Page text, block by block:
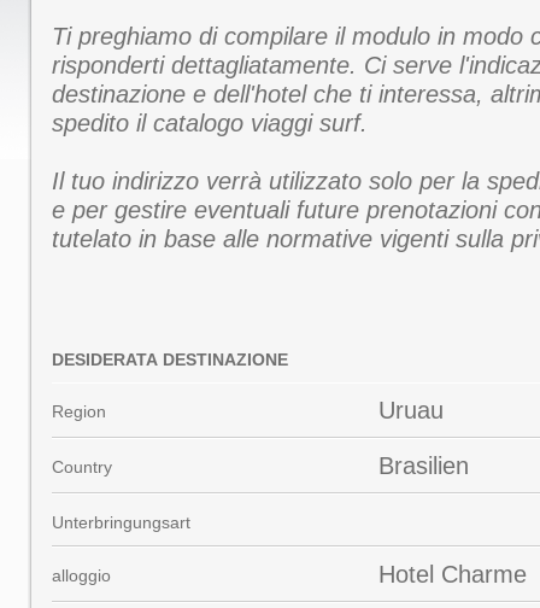
Ti preghiamo di compilare il modulo in modo
risponderti dettagliatamente. Ci serve
destinazione e dell'hotel che ti interessa,
spedito il catalogo viaggi surf.
Il tuo indirizzo verrà utilizzato solo per la
e per gestire eventuali future prenotazioni
tutelato in base alle normative vigenti sulla
DESIDERATA DESTINAZIONE
Region Uruau
Country Brasilien
Unterbringungsart
alloggio Hotel Charme